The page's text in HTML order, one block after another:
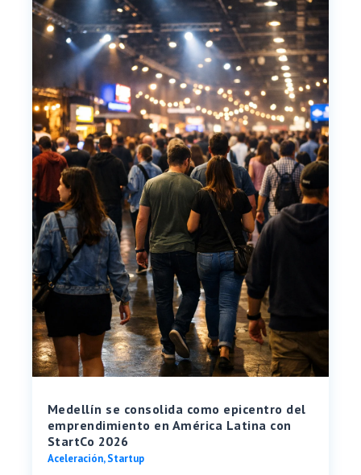
Medellín se consolida como epicentro del
emprendimiento en América Latina con
StartCo 2026
Aceleración,Startup